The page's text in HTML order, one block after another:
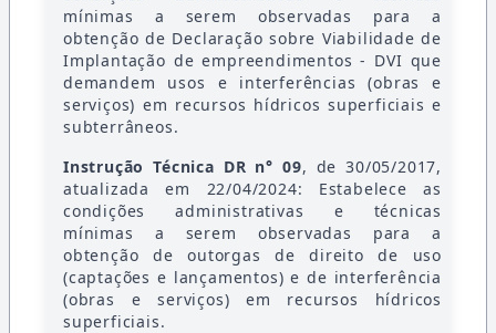
mínimas a serem observadas para a
obtenção de Declaração sobre Viabilidade de
Implantação de empreendimentos - DVI que
demandem usos e interferências (obras e
serviços) em recursos hídricos superficiais e
subterrâneos.
Instrução Técnica DR n° 09, de 30/05/2017,
atualizada em 22/04/2024: Estabelece as
condições administrativas e técnicas
mínimas a serem observadas para a
obtenção de outorgas de direito de uso
(captações e lançamentos) e de interferência
(obras e serviços) em recursos hídricos
superficiais.